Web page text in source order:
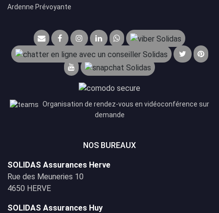
Ardenne Prévoyante
Organisation de rendez-vous en vidéoconférence sur
demande
NOS BUREAUX
SOLIDAS Assurances Herve
Rue des Meuneries 10
4650 HERVE
SOLIDAS Assurances Huy